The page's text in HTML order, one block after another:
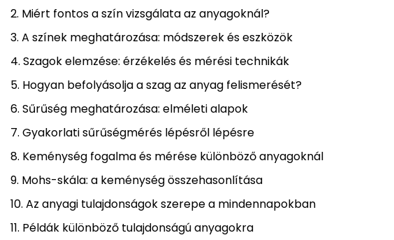
Miért fontos a szín vizsgálata az anyagoknál?
A színek meghatározása: módszerek és eszközök
Szagok elemzése: érzékelés és mérési technikák
Hogyan befolyásolja a szag az anyag felismerését?
Sűrűség meghatározása: elméleti alapok
Gyakorlati sűrűségmérés lépésről lépésre
Keménység fogalma és mérése különböző anyagoknál
Mohs-skála: a keménység összehasonlítása
Az anyagi tulajdonságok szerepe a mindennapokban
Példák különböző tulajdonságú anyagokra